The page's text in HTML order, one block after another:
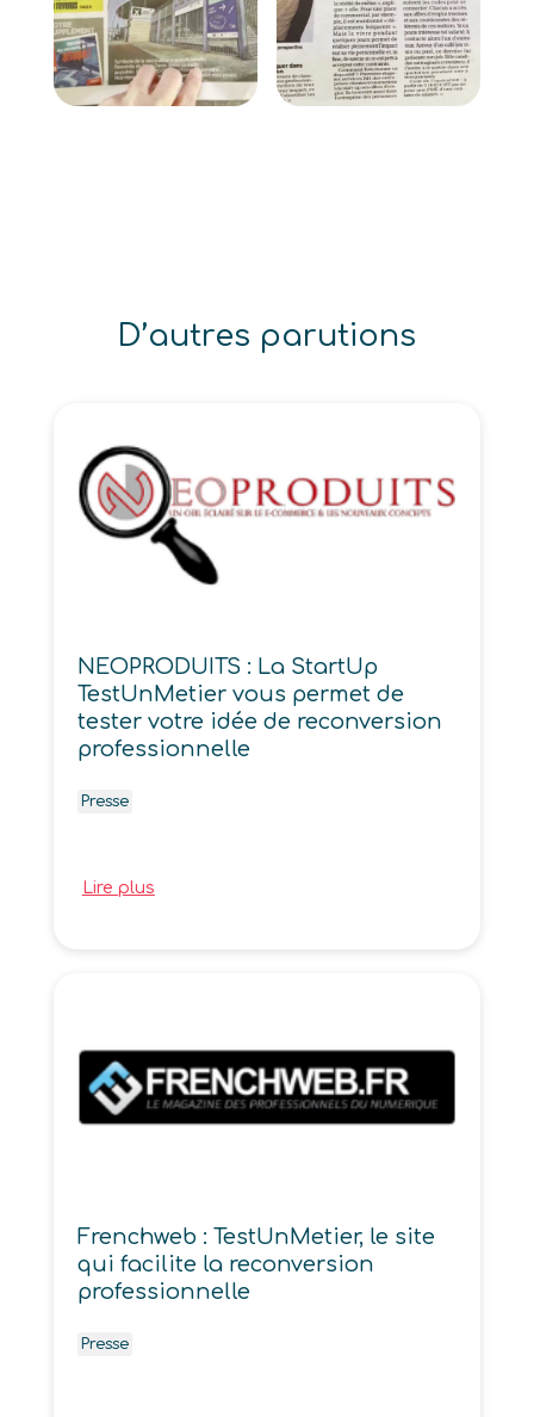
D’autres parutions
NEOPRODUITS : La StartUp
TestUnMetier vous permet de
tester votre idée de reconversion
professionnelle
Presse
Lire plus
Frenchweb : TestUnMetier, le site
qui facilite la reconversion
professionnelle
Presse